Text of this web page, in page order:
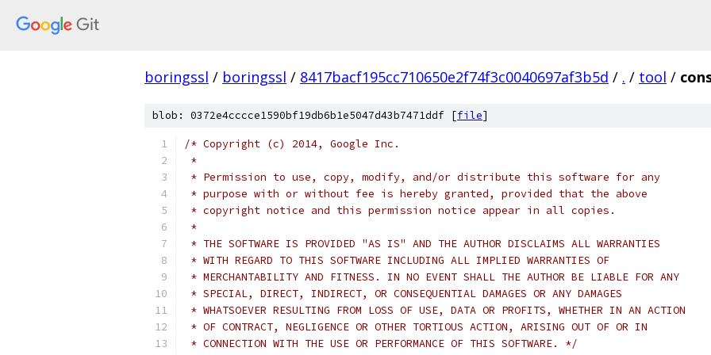
boringssl / boringssl / 8417bacf195cc710650e2f74f3c0040697af3b5d / . / tool /
blob: 0372e4cccce1590bf19db6b1e5047d43b7471ddf [file]
/* Copyright (c) 2014, Google Inc.
*
* Permission to use, copy, modify, and/or distribute this software for any
* purpose with or without fee is hereby granted, provided that the above
* copyright notice and this permission notice appear in all copies.
*
* THE SOFTWARE IS PROVIDED "AS IS" AND THE AUTHOR DISCLAIMS ALL WARRANTIES
* WITH REGARD TO THIS SOFTWARE INCLUDING ALL IMPLIED WARRANTIES OF
* MERCHANTABILITY AND FITNESS. IN NO EVENT SHALL THE AUTHOR BE LIABLE FOR ANY
* SPECIAL, DIRECT, INDIRECT, OR CONSEQUENTIAL DAMAGES OR ANY DAMAGES
* WHATSOEVER RESULTING FROM LOSS OF USE, DATA OR PROFITS, WHETHER IN AN ACTION
* OF CONTRACT, NEGLIGENCE OR OTHER TORTIOUS ACTION, ARISING OUT OF OR IN
* CONNECTION WITH THE USE OR PERFORMANCE OF THIS SOFTWARE. */